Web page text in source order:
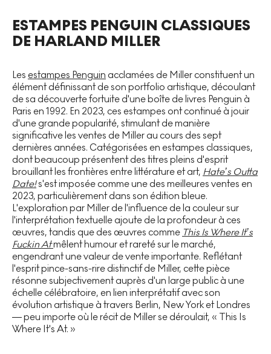
ESTAMPES PENGUIN CLASSIQUES
DE HARLAND MILLER
Les estampes Penguin acclamées de Miller constituent un
élément définissant de son portfolio artistique, découlant
de sa découverte fortuite d'une boîte de livres Penguin à
Paris en 1992. En 2023, ces estampes ont continué à jouir
d'une grande popularité, stimulant de manière
significative les ventes de Miller au cours des sept
dernières années. Catégorisées en estampes classiques,
dont beaucoup présentent des titres pleins d'esprit
brouillant les frontières entre littérature et art, Hate’s Outta
Date!s'est imposée comme une des meilleures ventes en
2023, particulièrement dans son édition bleue.
L'exploration par Miller de l'influence de la couleur sur
l'interprétation textuelle ajoute de la profondeur à ces
œuvres, tandis que des œuvres comme This Is Where It’s
Fuckin Atmêlent humour et rareté sur le marché,
engendrant une valeur de vente importante. Reflétant
l'esprit pince-sans-rire distinctif de Miller, cette pièce
résonne subjectivement auprès d'un large public à une
échelle célébratoire, en lien interprétatif avec son
évolution artistique à travers Berlin, New York et Londres
— peu importe où le récit de Miller se déroulait, « This Is
Where It's At. »